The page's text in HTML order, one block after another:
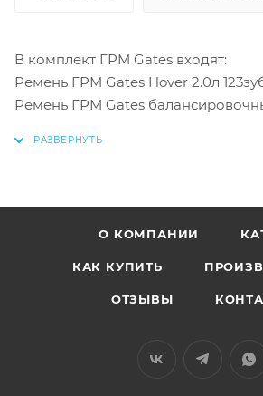
В комплект ГРМ Gates входят:
Ремень ГРМ Gates Hover 2.0л
Ремень ГРМ Gates
О КОМПАНИИ
КАК КУПИТЬ
ОТЗЫВЫ